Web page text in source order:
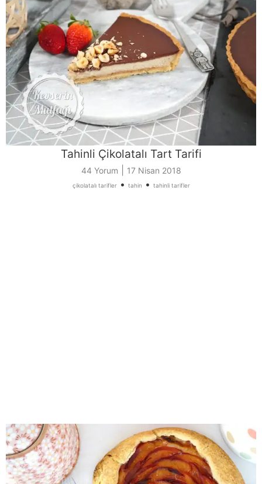
Tahinli Çikolatalı Tart Tarifi
44 Yorum 17 Nisan 2018
çikolatalı tarifler• tahin • tahinli tarifler